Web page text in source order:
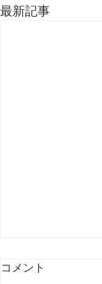
最新記事
コメント